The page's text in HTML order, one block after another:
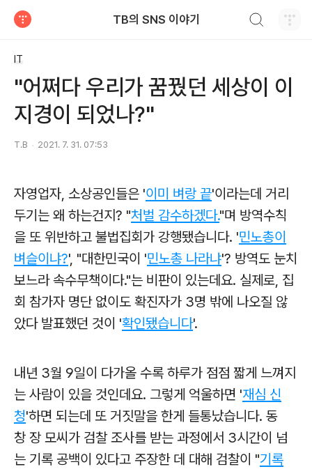
TB의 SNS 이야기
IT
"어쩌다 우리가 꿈꿨던 세상이 이
지경이 되었나?"
T.B 2021. 7. 31. 07:53
자영업자, 소상공인들은 '이미 벼랑 끝'이라는데 거리
두기는 왜 하는건지? "처벌 감수하겠다."며 방역수칙
을 또 위반하고 불법집회가 강행됐습니다. '민노총이
벼슬이냐?', "대한민국이 '민노총 나라냐'? 방역도 눈치
보느라 속수무책이다."는 비판이 있는데요. 실제로, 집
회 참가자 명단 없이도 확진자가 3명 밖에 나오질 않
았다 발표했던 것이 '확인됐습니다'.
내년 3월 9일이 다가올 수록 하루가 점점 짧게 느껴지
는 사람이 있을 것인데요. 그렇게 억울하면 '재심 신
청'하면 되는데 또 거짓말을 한게 들통났습니다. 동
창 장 모씨가 검찰 조사를 받는 과정에서 3시간이 넘
는 기록 공백이 있다고 주장한 데 대해 검찰이 "기록